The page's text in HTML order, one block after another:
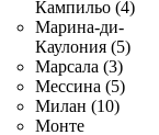
Кампильо (4)
Марина-ди-
Каулония (5)
Марсала (3)
Мессина (5)
Милан (10)
Монте